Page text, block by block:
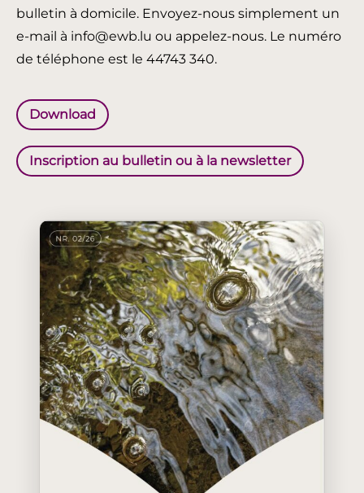
bulletin à domicile. Envoyez-nous simplement un
e-mail à info@ewb.lu ou appelez-nous. Le numéro
de téléphone est le 44743 340.
Download
Inscription au bulletin ou à la newsletter